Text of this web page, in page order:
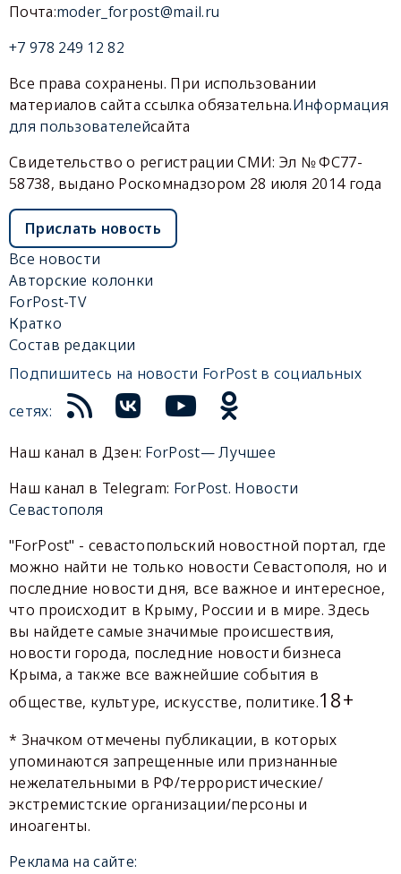
Почта:moder_forpost@mail.ru
+7 978 249 12 82
Все права сохранены. При использовании
материалов сайта ссылка обязательна.Информация
для пользователейсайта
Свидетельство о регистрации СМИ: Эл № ФС77-
58738, выдано Роскомнадзором 28 июля 2014 года
Прислать новость
Все новости
Авторские колонки
ForPost-TV
Кратко
Состав редакции
Подпишитесь на новости ForPost в социальных
сетях:
Наш канал в Дзен: ForPost— Лучшее
Наш канал в Telegram: ForPost. Новости
Севастополя
"ForPost" - севастопольский новостной портал, где
можно найти не только новости Севастополя, но и
последние новости дня, все важное и интересное,
что происходит в Крыму, России и в мире. Здесь
вы найдете самые значимые происшествия,
новости города, последние новости бизнеса
Крыма, а также все важнейшие события в
обществе, культуре, искусстве, политике.18+
* Значком отмечены публикации, в которых
упоминаются запрещенные или признанные
нежелательными в РФ/террористические/
экстремистские организации/персоны и
иноагенты.
Реклама на сайте: